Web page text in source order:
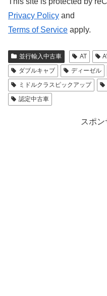
Privacy Policy and
Terms of Service apply.
並行輸入中古車 AT
ダブルキャブ
ディーゼル
ミドルクラスピックアップ
認定中古車
スポン